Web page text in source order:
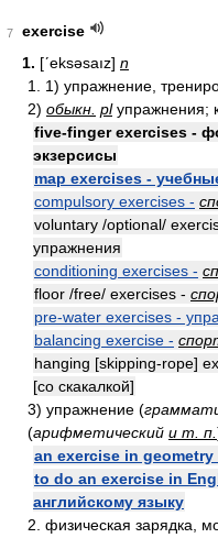
7
exercise
1. [ʹeksəsaız] n
1. 1) упражнение,
2) обыкн. plупражнения;
five-finger exercises -
экзерсисы
map exercises -
compulsory exercises -
voluntary /optional/
упражнения
conditioning exercises -
floor /free/ exercises -
pre-water exercises -
balancing exercise -
hanging [skipping-rope]
[со скакалкой]
3) упражнение (
(арифметический и т. п.
an exercise in geometry
to do an exercise in
английскому языку
2. физическая зарядка,